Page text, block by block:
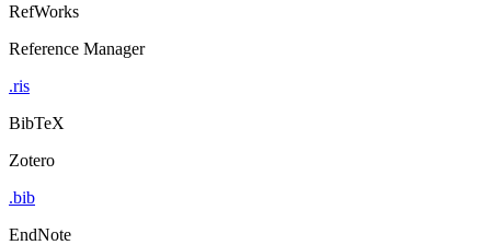
RefWorks
Reference Manager
.ris
BibTeX
Zotero
.bib
EndNote